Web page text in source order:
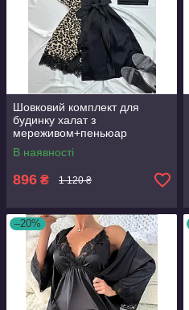
Шовковий комплект для
будинку халат з
мереживом+пеньюар
атлас,шовк
В наявності
896 ₴ 1 120 ₴
–20%